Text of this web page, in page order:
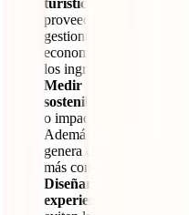
turísticas responsables
proveedores locales,
gestionadas por la
economía del destino,
los ingresos generados
Medir y comunicar el
sostenibilidad
(como
o impacto social)
Además, comunicar
genera confianza y valor
más conscientes.
Diseñar productos
experiencias de turismo